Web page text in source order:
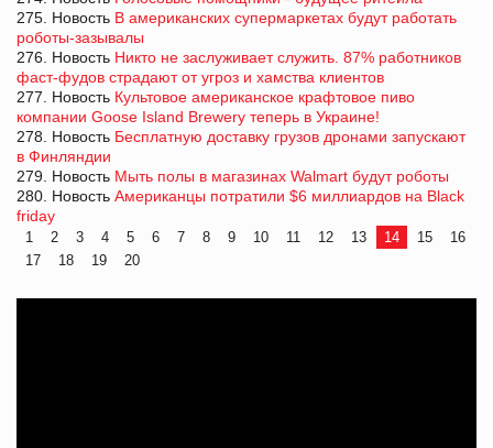
275. Новость В американских супермаркетах будут работать
роботы-зазывалы
276. Новость Никто не заслуживает служить. 87% работников
фаст-фудов страдают от угроз и хамства клиентов
277. Новость Культовое американское крафтовое пиво
компании Goose Island Brewery теперь в Украине!
278. Новость Бесплатную доставку грузов дронами запускают
в Финляндии
279. Новость Мыть полы в магазинах Walmart будут роботы
280. Новость Американцы потратили $6 миллиардов на Black
friday
1 2 3 4 5 6 7 8 9 10 11 12 13 14 15
16
17
18 19 20